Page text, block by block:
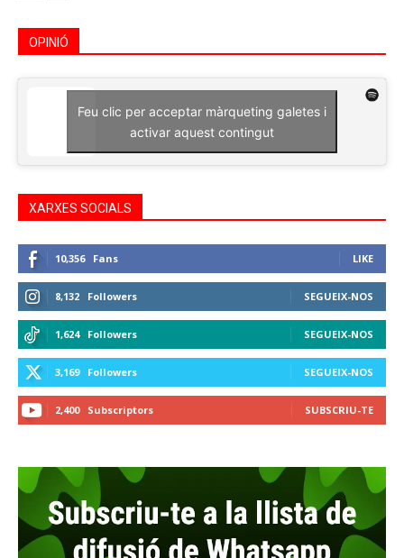
OPINIÓ
Feu clic per acceptar màrqueting galetes i
activar aquest contingut
XARXES SOCIALS
10,356 Fans LIKE
8,132 Followers SEGUEIX-NOS
1,624 Followers SEGUEIX-NOS
3,169 Followers SEGUEIX-NOS
2,400 Subscriptors SUBSCRIU-TE